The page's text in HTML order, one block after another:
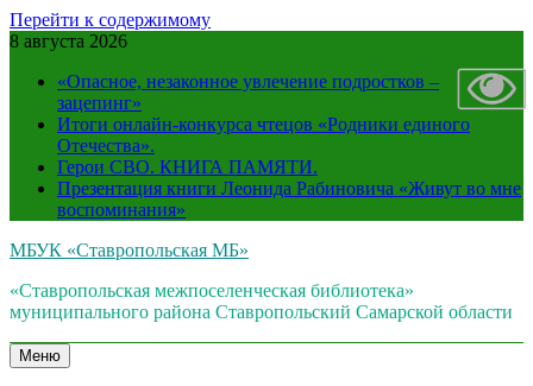
Перейти к содержимому
8 августа 2026
«Опасное, незаконное увлечение подростков –
зацепинг»
Итоги онлайн-конкурса чтецов «Родники единого
Отечества».
Герои СВО. КНИГА ПАМЯТИ.
Презентация книги Леонида Рабиновича «Живут во мне
воспоминания»
МБУК «Ставропольская МБ»
«Ставропольская межпоселенческая библиотека»
муниципального района Ставропольский Самарской области
Меню